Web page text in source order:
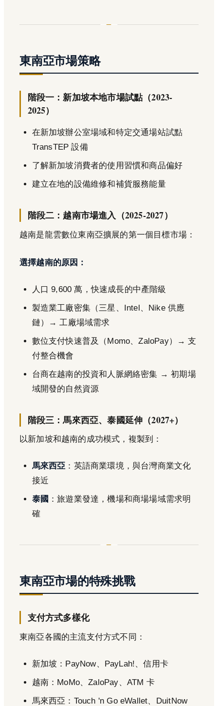
東南亞市場策略
階段一：新加坡本地市場試點（2023-
2025）
在新加坡辦公室場域和特定交通場站試點
TransTEP 設備
了解新加坡消費者的使用習慣和商品偏好
建立在地的設備維修和補貨服務能量
階段二：越南市場進入（2025-2027）
越南是龍雲數位東南亞擴展的第一個目標市場：
選擇越南的原因：
人口 9,600 萬，快速成長的中產階級
製造業工廠密集（三星、Intel、Nike 供應
鏈）→ 工廠場域需求
數位支付快速普及（Momo、ZaloPay）→ 支
付整合機會
台商在越南的投資和人脈網絡密集 → 初期場
域開發的自然資源
階段三：馬來西亞、泰國延伸（2027+）
以新加坡和越南的成功模式，複製到：
馬來西亞 ：英語商業環境，與台灣商業文化
接近
泰國 ：旅遊業發達，機場和商場場域需求明
確
東南亞市場的特殊挑戰
支付方式多樣化
東南亞各國的主流支付方式不同：
新加坡：PayNow、PayLah!、信用卡
越南：MoMo、ZaloPay、ATM 卡
馬來西亞：Touch 'n Go eWallet、DuitNow